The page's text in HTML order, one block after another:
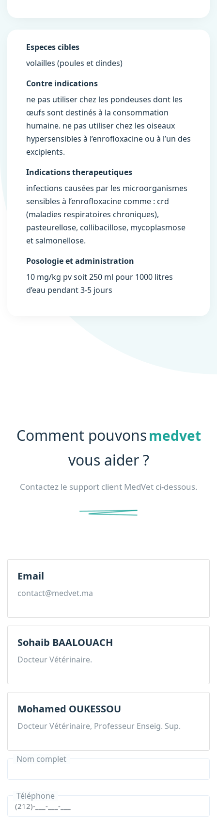
Especes cibles
volailles (poules et dindes)
Contre indications
ne pas utiliser chez les pondeuses dont les
œufs sont destinés à la consommation
humaine. ne pas utiliser chez les oiseaux
hypersensibles à l’enrofloxacine ou à l’un des
excipients.
Indications therapeutiques
infections causées par les microorganismes
sensibles à l’enrofloxacine comme : crd
(maladies respiratoires chroniques),
pasteurellose, collibacillose, mycoplasmose
et salmonellose.
Posologie et administration
10 mg/kg pv soit 250 ml pour 1000 litres
d’eau pendant 3-5 jours
Comment pouvonsmedvet
vous aider ?
Contactez le support client MedVet ci-dessous.
Email
contact@medvet.ma
Sohaib BAALOUACH
Docteur Vétérinaire.
Mohamed OUKESSOU
Docteur Vétérinaire, Professeur Enseig. Sup.
Nom complet
Téléphone